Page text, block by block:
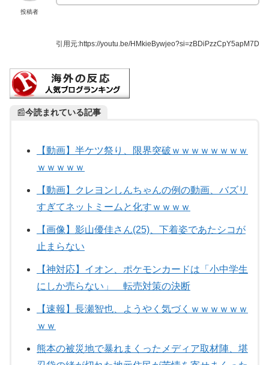
投稿者
引用元:https://youtu.be/HMkieBywjeo?si=zBDiPzzCpY5apM7D
📰今読まれている記事
【動画】半ケツ祭り、限界突破ｗｗｗｗｗｗｗｗ
ｗｗｗｗｗ
【動画】クレヨンしんちゃんの例の動画、バズリ
すぎてネットミームと化すｗｗｗｗ
【画像】影山優佳さん(25)、下着姿であたシコが
止まらない
【神対応】イオン、ポケモンカードは「小中学生
にしか売らない」 転売対策の決断
【速報】長瀬智也、ようやく気づくｗｗｗｗｗｗ
ｗｗ
熊本の被災地で暴れまくったメディア取材陣、堪